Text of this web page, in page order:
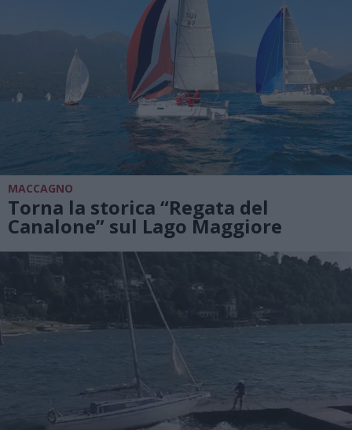
MACCAGNO
Torna la storica “Regata del
Canalone” sul Lago Maggiore